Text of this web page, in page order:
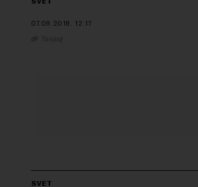
07.09.2018. 12:17
Tanjug
SVET